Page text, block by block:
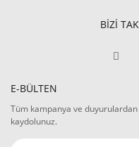
BİZİ
E-BÜLTEN
Tüm kampanya ve
kaydolunuz.